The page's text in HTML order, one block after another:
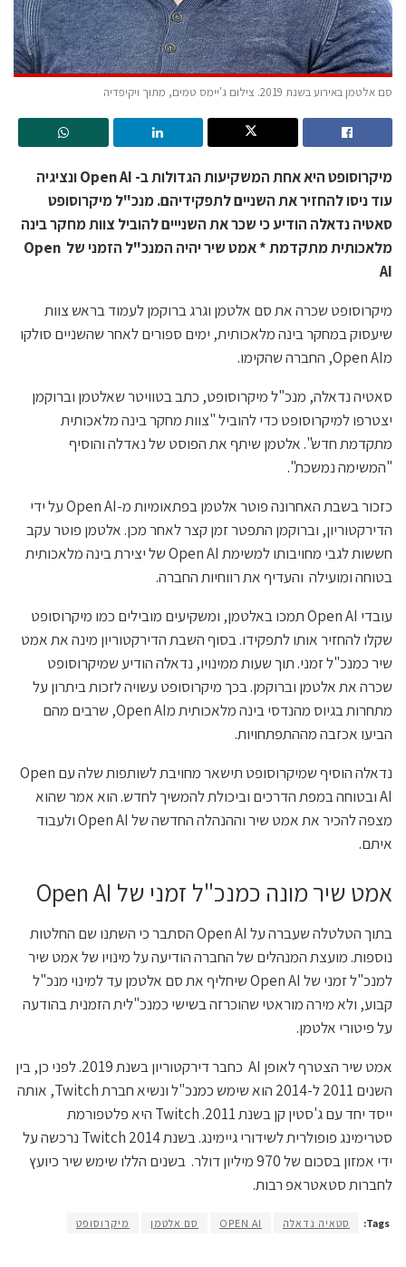
סם אלטמן באירוע בשנת 2019. צילום ג'יימס טמים, מתוך ויקיפדיה
מיקרוסופט היא אחת המשקיעות הגדולות ב- Open AI ונציגיה
עוד ניסו להחזיר את השניים לתפקידיהם. מנכ"ל מיקרוסופט
סאטיה נדאלה הודיע כי שכר את השנייים להוביל צוות מחקר בינה
מלאכותית מתקדמת * אמט שיר יהיה המנכ"ל הזמני של Open
AI
מיקרוסופט שכרה את סם אלטמן וגרג ברוקמן לעמוד בראש צוות
שיעסוק במחקר בינה מלאכותית, ימים ספורים לאחר שהשניים סולקו
מOpen AI, החברה שהקימו.
סאטיה נדאלה, מנכ"ל מיקרוסופט, כתב בטוויטר שאלטמן וברוקמן
יצטרפו למיקרוסופט כדי להוביל "צוות מחקר בינה מלאכותית
מתקדמת חדש". אלטמן שיתף את הפוסט של נאדלה והוסיף
"המשימה נמשכת".
כזכור בשבת האחרונה פוטר אלטמן בפתאומיות מ-Open AI על ידי
הדירקטוריון, וברוקמן התפטר זמן קצר לאחר מכן. אלטמן פוטר עקב
חששות לגבי מחויבותו למשימת Open AI של יצירת בינה מלאכותית
בטוחה ומועילה והעדיף את רווחיות החברה.
עובדי Open AI תמכו באלטמן, ומשקיעים מובילים כמו מיקרוסופט
שקלו להחזיר אותו לתפקידו. בסוף השבת הדירקטוריון מינה את אמט
שיר כמנכ"ל זמני. תוך שעות ממינויו, נדאלה הודיע שמיקרוסופט
שכרה את אלטמן וברוקמן. בכך מיקרוסופט עשויה לזכות ביתרון על
מתחרות בגיוס מהנדסי בינה מלאכותית מOpen AI, שרבים מהם
הביעו אכזבה מההתפתחויות.
נדאלה הוסיף שמיקרוסופט תישאר מחויבת לשותפות שלה עם Open
AI ובטוחה במפת הדרכים וביכולת להמשיך לחדש. הוא אמר שהוא
מצפה להכיר את אמט שיר וההנהלה החדשה של Open AI ולעבוד
איתם.
אמט שיר מונה כמנכ"ל זמני של Open AI
בתוך הטלטלה שעברה על Open AI הסתבר כי השתנו שם החלטות
נוספות. מועצת המנהלים של החברה הודיעה על מינויו של אמט שיר
למנכ"ל זמני של Open AI שיחליף את סם אלטמן עד למינוי מנכ"ל
קבוע, ולא מירה מוראטי שהוכרזה בשישי כמנכ"לית הזמנית בהודעה
על פיטורי אלטמן.
אמט שיר הצטרף לאופן AI כחבר דירקטוריון בשנת 2019. לפני כן, בין
השנים 2011 ל-2014 הוא שימש כמנכ"ל ונשיא חברת Twitch, אותה
ייסד יחד עם ג'סטין קן בשנת 2011. Twitch היא פלטפורמת
סטרימינג פופולרית לשידורי גיימינג. בשנת 2014 Twitch נרכשה על
ידי אמזון בסכום של 970 מיליון דולר. בשנים הללו שימש שיר כיועץ
לחברות סטאטראפ רבות.
Tags: סטאיה נדאלה OPEN AI סם אלטמן מיקרוסופט